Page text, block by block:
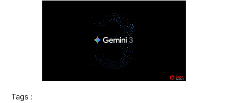
Tags :